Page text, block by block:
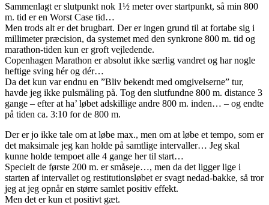
Sammenlagt er slutpunkt nok 1½ meter over startpunkt, så min 800
m. tid er en Worst Case tid…
Men trods alt er det brugbart. Der er ingen grund til at fortabe sig i
millimeter præcision, da systemet med den synkrone 800 m. tid og
marathon-tiden kun er groft vejledende.
Copenhagen Marathon er absolut ikke særlig vandret og har nogle
heftige sving hér og dér…
Da det kun var endnu en ”Bliv bekendt med omgivelserne” tur,
havde jeg ikke pulsmåling på. Tog den slutfundne 800 m. distance 3
gange – efter at ha’ løbet adskillige andre 800 m. inden… – og endte
på tiden ca. 3:10 for de 800 m.
Der er jo ikke tale om at løbe max., men om at løbe et tempo, som er
det maksimale jeg kan holde på samtlige intervaller… Jeg skal
kunne holde tempoet alle 4 gange her til start…
Specielt de første 200 m. er småseje…, men da det ligger lige i
starten af intervallet og restitutionsløbet er svagt nedad-bakke, så tror
jeg at jeg opnår en større samlet positiv effekt.
Men det er kun et positivt gæt.